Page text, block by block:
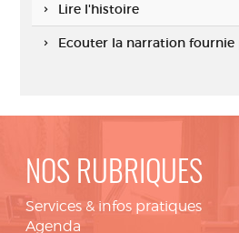
Lire l'histoire
Ecouter la narration
NOS RUBRIQUES
Services & infos pratiques
Agenda